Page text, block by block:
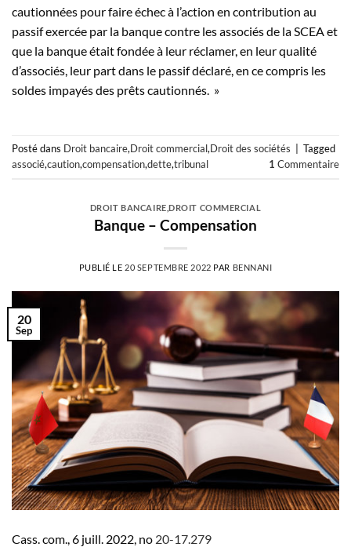
cautionnées pour faire échec à l’action en contribution au
passif exercée par la banque contre les associés de la SCEA et
que la banque était fondée à leur réclamer, en leur qualité
d’associés, leur part dans le passif déclaré, en ce compris les
soldes impayés des prêts cautionnés. »
Posté dans Droit bancaire,Droit commercial,Droit des sociétés
Tagged
associé,caution,compensation,dette,tribunal 1 Commentaire
DROIT BANCAIRE ,DROIT COMMERCIAL
Banque – Compensation
PUBLIÉ LE 20 SEPTEMBRE 2022 PAR BENNANI
20
Sep
Cass. com., 6 juill. 2022, no 20-17.279